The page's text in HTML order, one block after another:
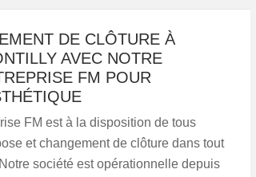
DE CLÔTURE À
AVEC NOTRE
FM POUR
FM est à la disposition de tous
et changement de clôture dans tout
société est opérationnelle depuis